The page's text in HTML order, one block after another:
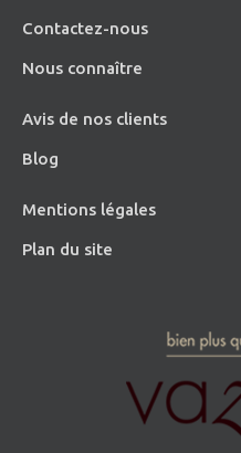
Contactez-nous
Nous connaître
Avis de nos clients
Blog
Mentions légales
Plan du site